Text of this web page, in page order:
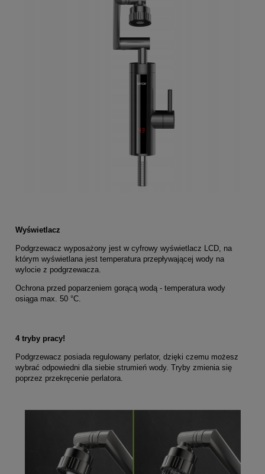
Wyświetlacz
Podgrzewacz wyposażony jest w cyfrowy wyświetlacz LCD, na
którym wyświetlana jest temperatura przepływającej wody na
wylocie z podgrzewacza.
Ochrona przed poparzeniem gorącą wodą - temperatura wody
osiąga max. 50 °C.
4 tryby pracy!
Podgrzewacz posiada regulowany perlator, dzięki czemu możesz
wybrać odpowiedni dla siebie strumień wody. Tryby zmienia się
poprzez przekręcenie perlatora.